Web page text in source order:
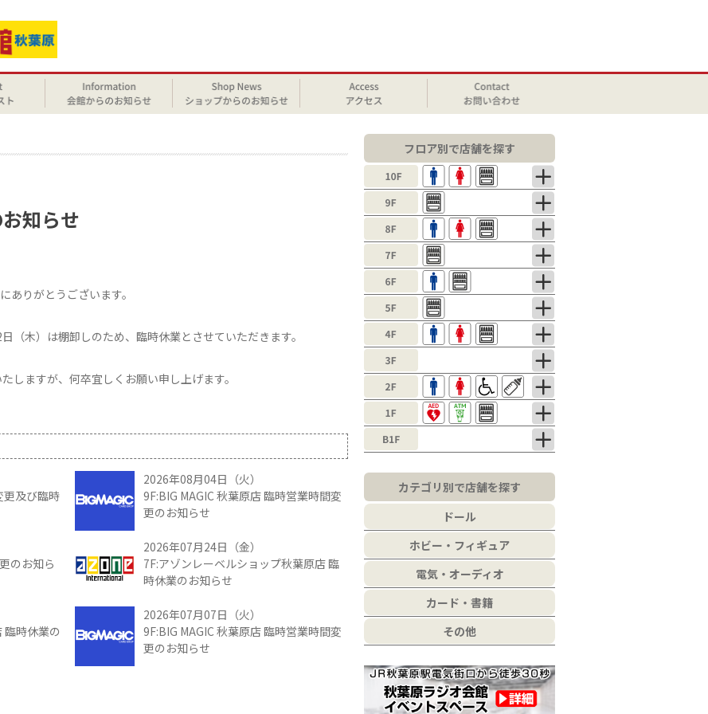
知らせ
ありがとうございます。
（木）は棚卸しのため、臨時休業とさせていただきます。
しますが、何卒宜しくお願い申し上げます。
更及び臨時
2026年08月04日（火）
9F:BIG MAGIC 秋葉原店 臨時営業時間変
更のお知らせ
のお知ら
2026年07月24日（金）
7F:アゾンレーベルショップ秋葉原店 臨
時休業のお知らせ
時休業の
2026年07月07日（火）
9F:BIG MAGIC 秋葉原店 臨時営業時間変
更のお知らせ
フロア別で店舗を探す
カテゴリ別で店舗を探す
ドール
ホビー・フィギュア
電気・オーディオ
カード・書籍
その他